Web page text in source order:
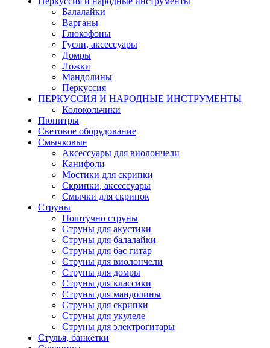
Балалайки
Варганы
Глюкофоны
Гусли, аксессуары
Домры
Ложки
Мандолины
Перкуссия
ПЕРКУССИЯ И НАРОДНЫЕ ИНСТРУМЕНТЫ
Колокольчики
Пюпитры
Световое оборудование
Смычковые
Аксессуары для виолончели
Канифоли
Мостики для скрипки
Скрипки, аксессуары
Смычки для скрипок
Струны
Поштучно струны
Струны для акустики
Струны для балалайки
Струны для бас гитар
Струны для виолончели
Струны для домры
Струны для классики
Струны для мандолины
Струны для скрипки
Струны для укулеле
Струны для электрогитары
Стулья, банкетки